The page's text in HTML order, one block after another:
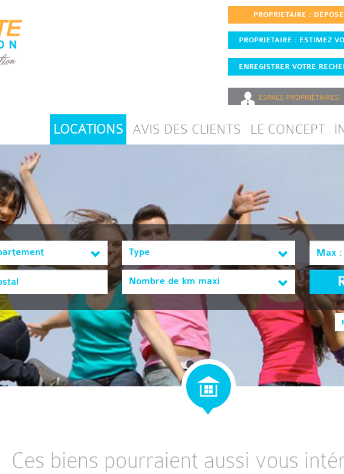
PROPRIETAIRE :
PROPRIETAIRE : ESTIMEZ
ENREGISTRER VOTRE
ESPACE PROPRIÉTAIRES
LOCATIONS AVIS DES CLIENTS LE CONCEPT
Type
Nombre de km maxi
Ces biens pourraient aussi vous